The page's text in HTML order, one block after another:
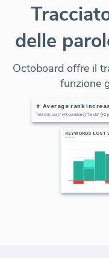
delle
Octoboard offre il
funzione